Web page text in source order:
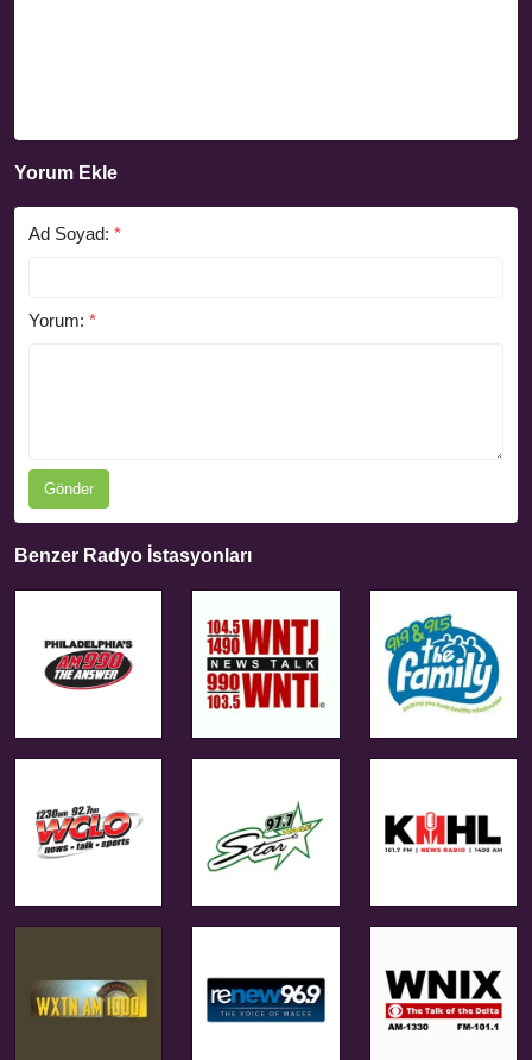
Yorum Ekle
Ad Soyad: *
Yorum: *
Gönder
Benzer Radyo İstasyonları